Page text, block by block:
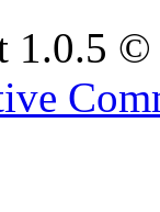
1.0.5